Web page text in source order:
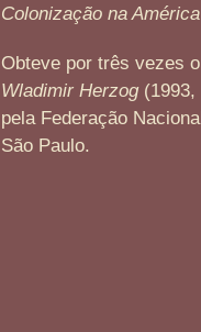
Colonização na
Obteve por três vezes o
Wladimir Herzog(1993,
pela Federação
São Paulo.